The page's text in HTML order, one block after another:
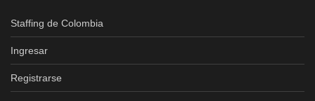
Staffing de Colombia
Ingresar
Registrarse